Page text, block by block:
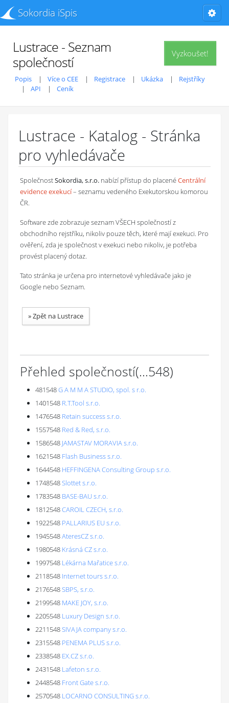
Sokordia iSpis
Vyzkoušet!
Lustrace - Seznam
společností
Popis Více o CEE Registrace Ukázka
Rejstříky
API
Ceník
Lustrace - Katalog - Stránka
pro vyhledávače
SpolečnostSokordia, s.r.o. nabízí přístup do placenéCentrální
evidence exekucí– seznamu vedeného Exekutorskou komorou
ČR.
Software zde zobrazuje seznam VŠECH společností z
obchodního rejstříku, nikoliv pouze těch, které mají exekuci. Pro
ověření, zda je společnost v exekuci nebo nikoliv, je potřeba
provést placený dotaz.
Tato stránka je určena pro internetové vyhledávače jako je
Google nebo Seznam.
»Zpět na Lustrace
Přehled společností(...548)
481548G A M M A STUDIO, spol. s r.o.
1401548 R.T.Tool s.r.o.
1476548 Retain success s.r.o.
1557548 Red & Red, s.r.o.
1586548 JAMASTAV MORAVIA s.r.o.
1621548 Flash Business s.r.o.
1644548 HEFFINGENA Consulting Group s.r.o.
1748548Slottet s.r.o.
1783548 BASE-BAU s.r.o.
1812548CAROIL CZECH, s.r.o.
1922548 PALLARIUS EU s.r.o.
1945548AteresCZ s.r.o.
1980548 Krásná CZ s.r.o.
1997548 Lékárna Mařatice s.r.o.
2118548 Internet tours s.r.o.
2176548SBPS, s.r.o.
2199548 MAKE JOY, s.r.o.
2205548 Luxury Design s.r.o.
2211548SIVAJA company s.r.o.
2315548 PENEMA PLUS s.r.o.
2338548 EX.CZ s.r.o.
2431548 Lafeton s.r.o.
2448548 Front Gate s.r.o.
2570548 LOCARNO CONSULTING s.r.o.